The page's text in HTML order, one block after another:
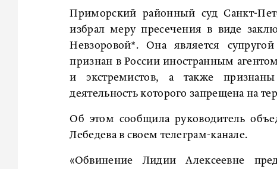
Приморский районный суд Санкт-
избрал меру пресечения в виде
Невзоровой*. Она является
признан в России иностранным
и экстремистов, а также признаны
деятельность которого запрещена на
Об этом сообщила руководитель
Лебедева в своем телеграм-канале.
«Обвинение Лидии Алексеевне